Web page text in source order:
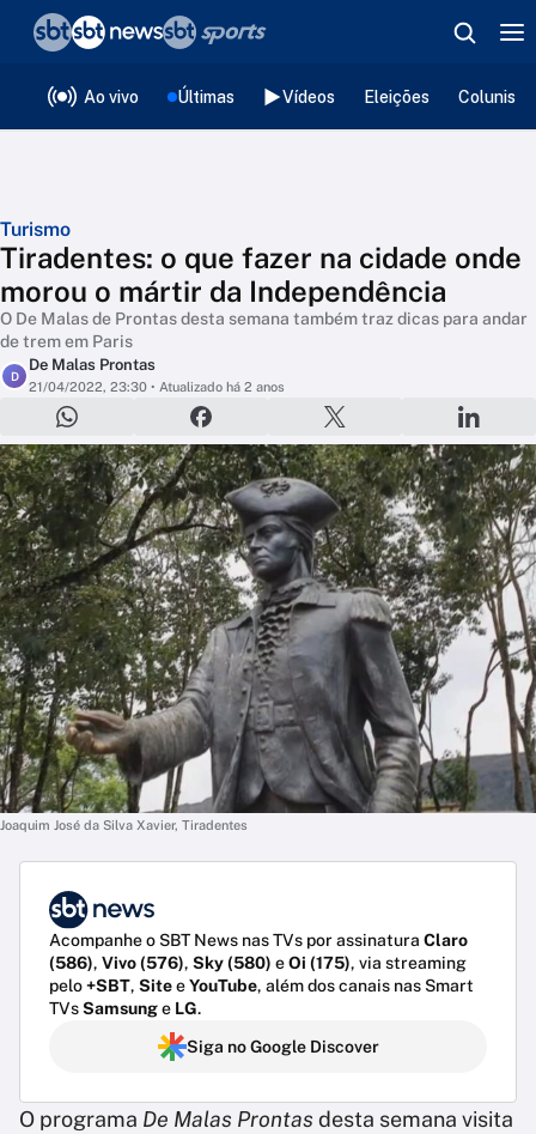
Ao vivo Últimas Vídeos Eleições
Turismo
Tiradentes: o que fazer na cidade onde
morou o mártir da Independência
O De Malas de Prontas desta semana também traz dicas para andar
de trem em Paris
D
De Malas Prontas
21/04/2022, 23:30 • Atualizado há 2 anos
Joaquim José da Silva Xavier, Tiradentes
Acompanhe o SBT News nas TVs por assinatura Claro
(586), Vivo (576), Sky (580) eOi (175), via streaming
pelo+SBT, SiteeYouTube, além dos canais nas Smart
TVsSamsunge LG.
Siga no Google Discover
O programa De Malas Prontas desta semana visita
❮voltar
Editorias